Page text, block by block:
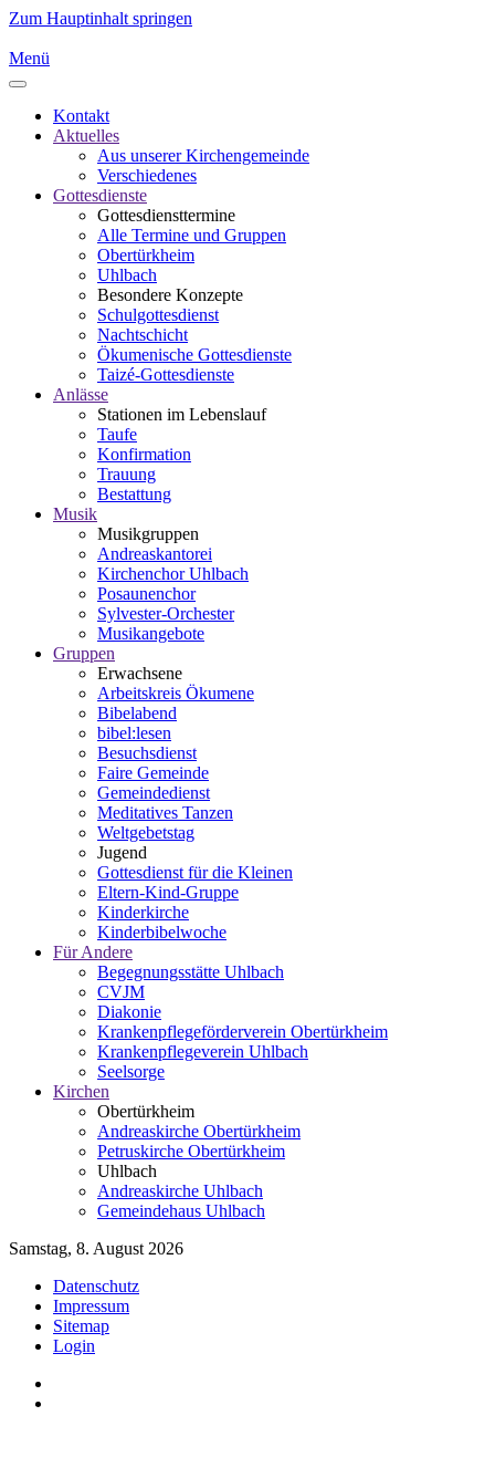
Zum Hauptinhalt springen
Menü
Kontakt
Aktuelles
Aus unserer Kirchengemeinde
Verschiedenes
Gottesdienste
Gottesdiensttermine
Alle Termine und Gruppen
Obertürkheim
Uhlbach
Besondere Konzepte
Schulgottesdienst
Nachtschicht
Ökumenische Gottesdienste
Taizé-Gottesdienste
Anlässe
Stationen im Lebenslauf
Taufe
Konfirmation
Trauung
Bestattung
Musik
Musikgruppen
Andreaskantorei
Kirchenchor Uhlbach
Posaunenchor
Sylvester-Orchester
Musikangebote
Gruppen
Erwachsene
Arbeitskreis Ökumene
Bibelabend
bibel:lesen
Besuchsdienst
Faire Gemeinde
Gemeindedienst
Meditatives Tanzen
Weltgebetstag
Jugend
Gottesdienst für die Kleinen
Eltern-Kind-Gruppe
Kinderkirche
Kinderbibelwoche
Für Andere
Begegnungsstätte Uhlbach
CVJM
Diakonie
Krankenpflegeförderverein Obertürkheim
Krankenpflegeverein Uhlbach
Seelsorge
Kirchen
Obertürkheim
Andreaskirche Obertürkheim
Petruskirche Obertürkheim
Uhlbach
Andreaskirche Uhlbach
Gemeindehaus Uhlbach
Samstag, 8. August 2026
Datenschutz
Impressum
Sitemap
Login